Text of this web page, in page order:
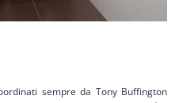
sempre da Tony Buffington